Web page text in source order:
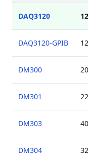
DAQ3120
DAQ3120-GPIB
DM300 20
DM301 22
DM303 40
DM304 32